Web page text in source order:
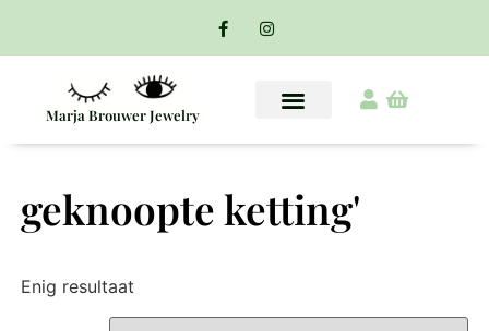
Marja Brouwer Jewelry
geknoopte ketting'
Enig resultaat